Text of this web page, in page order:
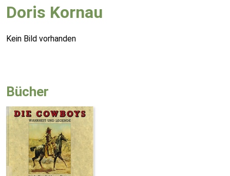
Doris Kornau
Kein Bild vorhanden
Bücher